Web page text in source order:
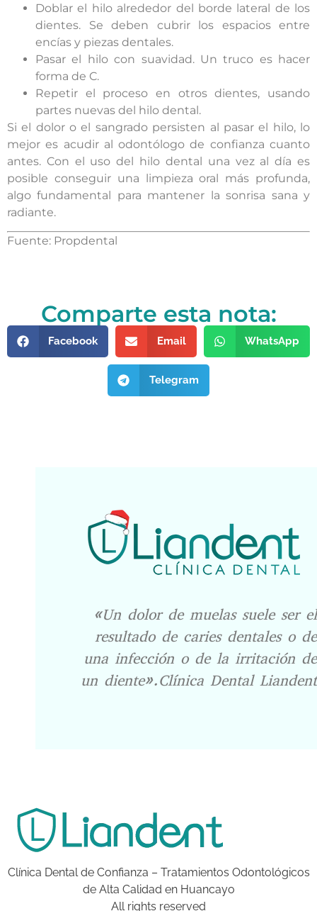
Doblar el hilo alrededor del borde lateral de los
dientes. Se deben cubrir los espacios entre
encías y piezas dentales.
Pasar el hilo con suavidad. Un truco es hacer
forma de C.
Repetir el proceso en otros dientes, usando
partes nuevas del hilo dental.
Si el dolor o el sangrado persisten al pasar el hilo, lo
mejor es acudir al odontólogo de confianza cuanto
antes. Con el uso del hilo dental una vez al día es
posible conseguir una limpieza oral más profunda,
algo fundamental para mantener la sonrisa sana y
radiante.
Fuente: Propdental
Comparte esta nota:
Facebook Email WhatsApp
Telegram
«Un dolor de muelas suele ser el
resultado de caries dentales o de
una infección o de la irritación de
un diente».Clínica Dental Liandent
Clínica Dental de Confianza – Tratamientos Odontológicos
de Alta Calidad en Huancayo
All rights reserved